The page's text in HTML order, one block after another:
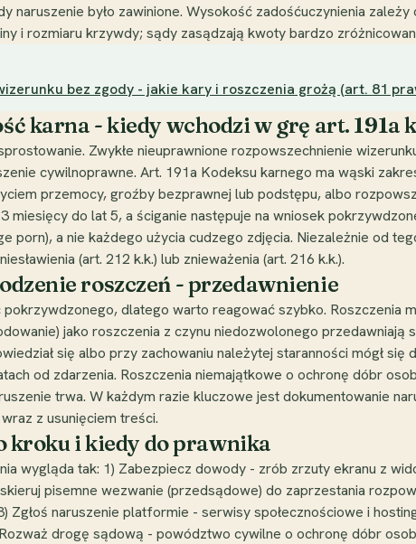
naruszenie było zawinione. Wysokość zadośćuczynienia
i rozmiaru krzywdy; sądy zasądzają kwoty bardzo
bez zgody - jakie kary i roszczenia grożą (art. 81
karna - kiedy wchodzi w grę art. 191a
Zwykłe nieuprawnione rozpowszechnienie
cywilnoprawne. Art. 191a Kodeksu karnego ma wąski
przemocy, groźby bezprawnej lub podstępu, albo
miesięcy do lat 5, a ściganie następuje na wniosek
porn), a nie każdego użycia cudzego zdjęcia. Niezależnie od
(art. 212 k.k.) lub znieważenia (art. 216 k.k.).
roszczeń - przedawnienie
pokrzywdzonego, dlatego warto reagować szybko. Roszczenia
jako roszczenia z czynu niedozwolonego przedawniają
się albo przy zachowaniu należytej staranności mógł
od zdarzenia. Roszczenia niemajątkowe o ochronę dóbr
trwa. W każdym razie kluczowe jest dokumentowanie
z usunięciem treści.
kroku i kiedy do prawnika
wygląda tak: 1) Zabezpiecz dowody - zrób zrzuty ekranu z
pisemne wezwanie (przedsądowe) do zaprzestania
Zgłoś naruszenie platformie - serwisy społecznościowe i
drogę sądową - powództwo cywilne o ochronę dóbr